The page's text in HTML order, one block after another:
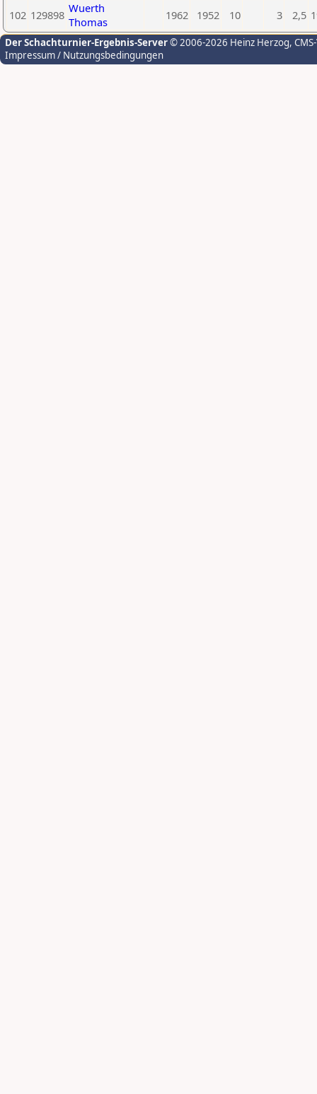
102 129898 Wuerth
Thomas
1962 1952 10 3 2,5
Der Schachturnier-Ergebnis-Server© 2006-2026 Heinz Herzog,
Impressum / Nutzungsbedingungen